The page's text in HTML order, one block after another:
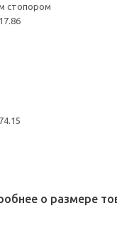
стопором
о размере